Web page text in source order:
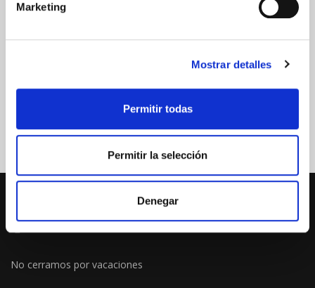
Marketing
Mostrar detalles
Permitir todas
Permitir la selección
Denegar
No cerramos por vacaciones